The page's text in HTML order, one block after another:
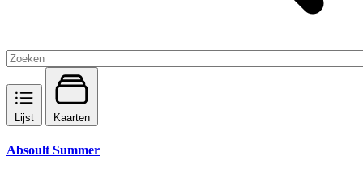
Lijst Kaarten
Absoult Summer